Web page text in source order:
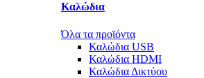
Καλώδια
Όλα τα προϊόντα
Καλώδια USB
Καλώδια HDMI
Καλώδια Δικτύου